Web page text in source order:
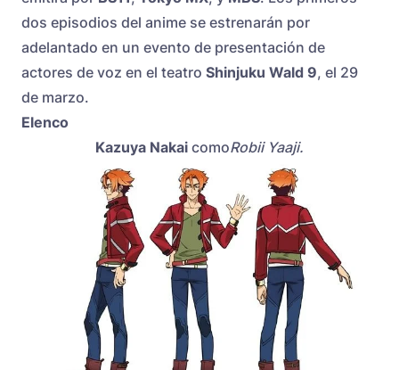
dos episodios del anime se estrenarán por
adelantado en un evento de presentación de
actores de voz en el teatro Shinjuku Wald 9, el 29
de marzo.
Elenco
Kazuya Nakai comoRobii Yaaji.